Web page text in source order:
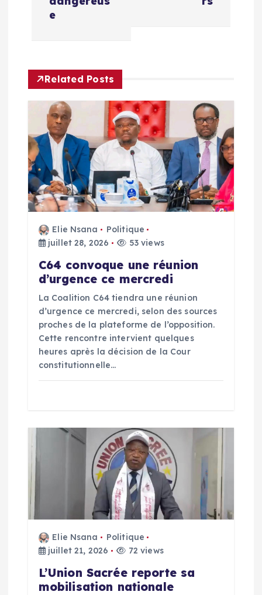
t
o
n
d
e
c
e
e
Related Posts
Elie Nsana
Politique
juillet 28, 2026
53 views
C64 convoque une réunion
d’urgence ce mercredi
La Coalition C64 tiendra une réunion
d’urgence ce mercredi, selon des sources
proches de la plateforme de l’opposition.
Cette rencontre intervient quelques
heures après la décision de la Cour
constitutionnelle…
Elie Nsana
Politique
juillet 21, 2026
72 views
L’Union Sacrée reporte sa
mobilisation nationale